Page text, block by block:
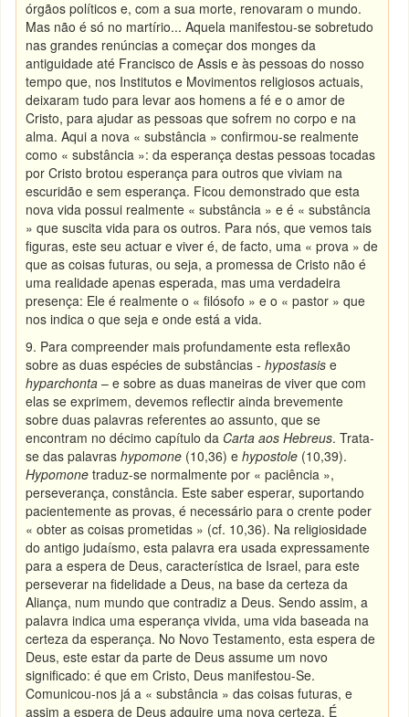
órgãos políticos e, com a sua morte, renovaram o mundo.
Mas não é só no martírio... Aquela manifestou-se sobretudo
nas grandes renúncias a começar dos monges da
antiguidade até Francisco de Assis e às pessoas do nosso
tempo que, nos Institutos e Movimentos religiosos actuais,
deixaram tudo para levar aos homens a fé e o amor de
Cristo, para ajudar as pessoas que sofrem no corpo e na
alma. Aqui a nova « substância » confirmou-se realmente
como « substância »: da esperança destas pessoas tocadas
por Cristo brotou esperança para outros que viviam na
escuridão e sem esperança. Ficou demonstrado que esta
nova vida possui realmente « substância » e é « substância
» que suscita vida para os outros. Para nós, que vemos tais
figuras, este seu actuar e viver é, de facto, uma « prova » de
que as coisas futuras, ou seja, a promessa de Cristo não é
uma realidade apenas esperada, mas uma verdadeira
presença: Ele é realmente o « filósofo » e o « pastor » que
nos indica o que seja e onde está a vida.
9. Para compreender mais profundamente esta reflexão
sobre as duas espécies de substâncias - hypostasis e
hyparchonta – e sobre as duas maneiras de viver que com
elas se exprimem, devemos reflectir ainda brevemente
sobre duas palavras referentes ao assunto, que se
encontram no décimo capítulo da Carta aos Hebreus. Trata-
se das palavras hypomone (10,36) e hypostole (10,39).
Hypomone traduz-se normalmente por « paciência »,
perseverança, constância. Este saber esperar, suportando
pacientemente as provas, é necessário para o crente poder
« obter as coisas prometidas » (cf. 10,36). Na religiosidade
do antigo judaísmo, esta palavra era usada expressamente
para a espera de Deus, característica de Israel, para este
perseverar na fidelidade a Deus, na base da certeza da
Aliança, num mundo que contradiz a Deus. Sendo assim, a
palavra indica uma esperança vivida, uma vida baseada na
certeza da esperança. No Novo Testamento, esta espera de
Deus, este estar da parte de Deus assume um novo
significado: é que em Cristo, Deus manifestou-Se.
Comunicou-nos já a « substância » das coisas futuras, e
assim a espera de Deus adquire uma nova certeza. É